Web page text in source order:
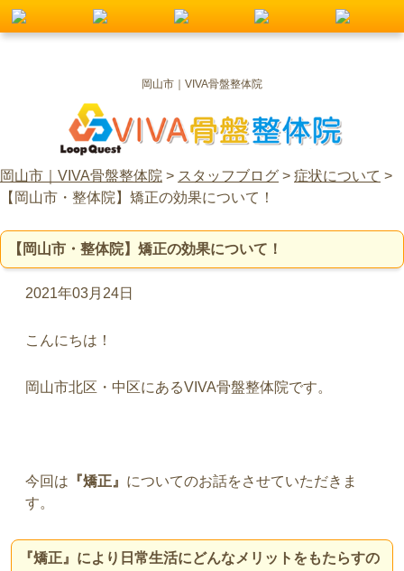
岡山市｜VIVA骨盤整体院
岡山市｜VIVA骨盤整体院 > スタッフブログ > 症状について >
【岡山市・整体院】矯正の効果について！
【岡山市・整体院】矯正の効果について！
2021年03月24日
こんにちは！
岡山市北区・中区にあるVIVA骨盤整体院です。
今回は 『矯正』 についてのお話をさせていただきま
す。
『矯正』により日常生活にどんなメリットをもたらすの